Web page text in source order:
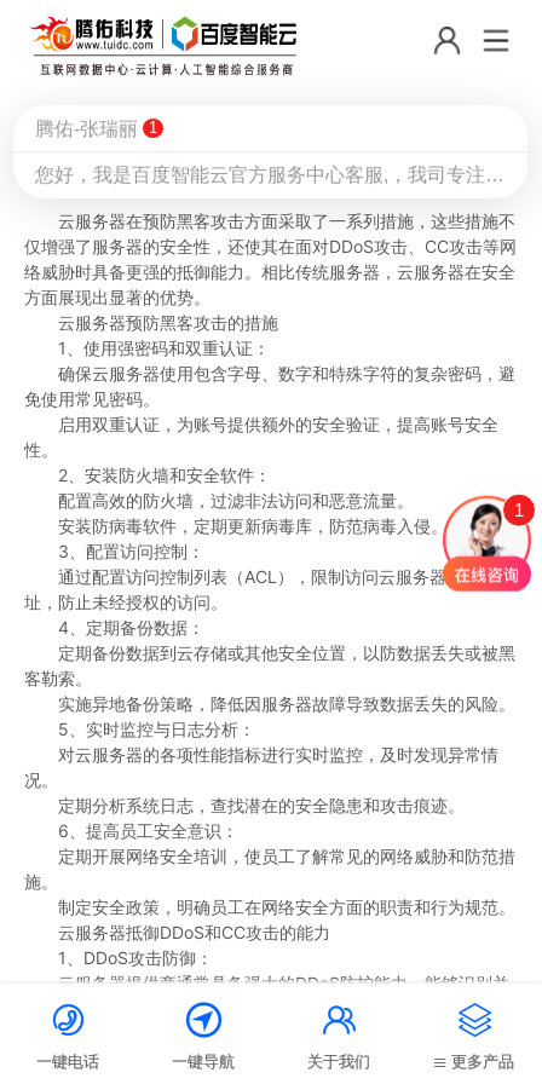
云服务器如何能有效预防黑客攻击？
2024-09-13
云服务器在预防黑客攻击方面采取了一系列措施，这些措施不
仅增强了服务器的安全性，还使其在面对DDoS攻击、CC攻击等网
络威胁时具备更强的抵御能力。相比传统服务器，云服务器在安全
方面展现出显著的优势。
云服务器预防黑客攻击的措施
1、使用强密码和双重认证：
确保云服务器使用包含字母、数字和特殊字符的复杂密码，避
免使用常见密码。
启用双重认证，为账号提供额外的安全验证，提高账号安全
性。
2、安装防火墙和安全软件：
配置高效的防火墙，过滤非法访问和恶意流量。
安装防病毒软件，定期更新病毒库，防范病毒入侵。
3、配置访问控制：
通过配置访问控制列表（ACL），限制访问云服务器的IP地
址，防止未经授权的访问。
4、定期备份数据：
定期备份数据到云存储或其他安全位置，以防数据丢失或被黑
客勒索。
实施异地备份策略，降低因服务器故障导致数据丢失的风险。
5、实时监控与日志分析：
对云服务器的各项性能指标进行实时监控，及时发现异常情
况。
定期分析系统日志，查找潜在的安全隐患和攻击痕迹。
6、提高员工安全意识：
定期开展网络安全培训，使员工了解常见的网络威胁和防范措
施。
制定安全政策，明确员工在网络安全方面的职责和行为规范。
云服务器抵御DDoS和CC攻击的能力
1、DDoS攻击防御：
云服务器提供商通常具备强大的DDoS防护能力，能够识别并
阻止来自不同IP地址的大量无效请求，保障服务器的稳定运行。
通过智能识别和过滤机制，有效抵御大规模的DDoS攻击。
2、CC攻击防御：

一键电话

一键导航

关于我们

更多产品
1
腾佑-张瑞丽 1